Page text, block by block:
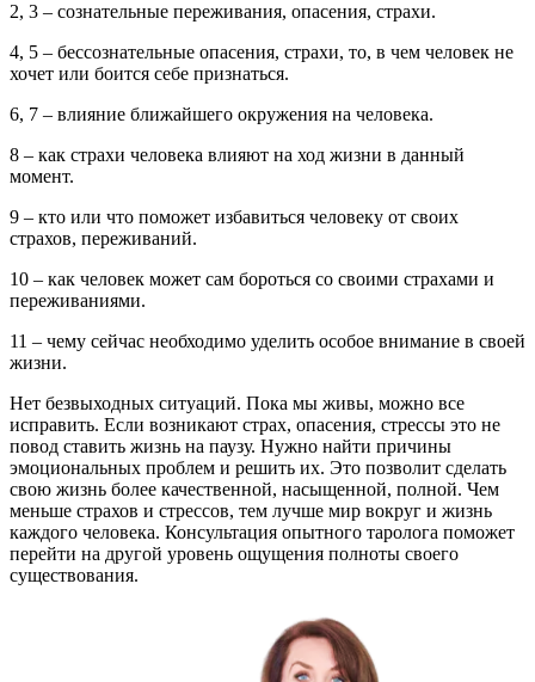
2, 3 – сознательные переживания, опасения, страхи.
4, 5 – бессознательные опасения, страхи, то, в чем человек не
хочет или боится себе признаться.
6, 7 – влияние ближайшего окружения на человека.
8 – как страхи человека влияют на ход жизни в данный
момент.
9 – кто или что поможет избавиться человеку от своих
страхов, переживаний.
10 – как человек может сам бороться со своими страхами и
переживаниями.
11 – чему сейчас необходимо уделить особое внимание в своей
жизни.
Нет безвыходных ситуаций. Пока мы живы, можно все
исправить. Если возникают страх, опасения, стрессы это не
повод ставить жизнь на паузу. Нужно найти причины
эмоциональных проблем и решить их. Это позволит сделать
свою жизнь более качественной, насыщенной, полной. Чем
меньше страхов и стрессов, тем лучше мир вокруг и жизнь
каждого человека. Консультация опытного таролога поможет
перейти на другой уровень ощущения полноты своего
существования.